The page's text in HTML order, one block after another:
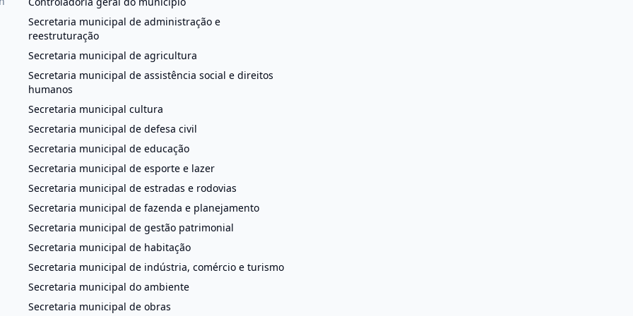
Secretaria municipal de administração e
reestruturação
Secretaria municipal de agricultura
Secretaria municipal de assistência social e direitos
humanos
Secretaria municipal cultura
Secretaria municipal de defesa civil
Secretaria municipal de educação
Secretaria municipal de esporte e lazer
Secretaria municipal de estradas e rodovias
Secretaria municipal de fazenda e planejamento
Secretaria municipal de gestão patrimonial
Secretaria municipal de habitação
Secretaria municipal de indústria, comércio e turismo
Secretaria municipal do ambiente
Secretaria municipal de obras